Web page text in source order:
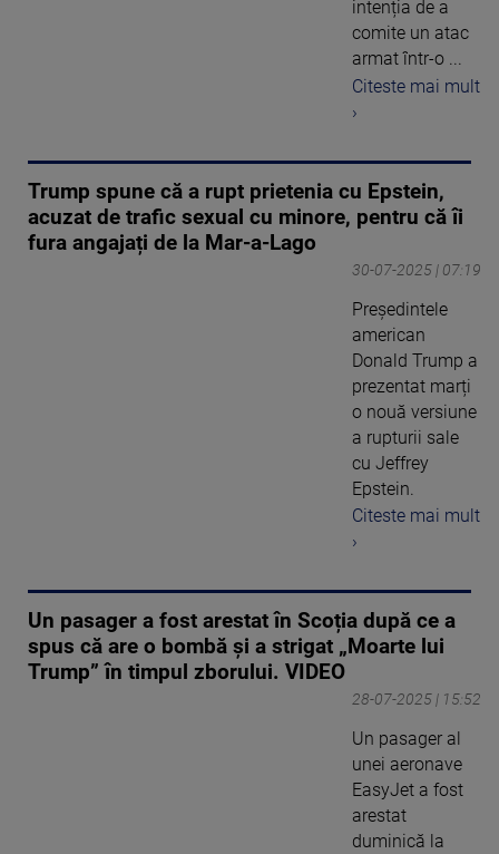
intenția de a
comite un atac
armat într-o ...
Citeste mai mult
›
Trump spune că a rupt prietenia cu Epstein,
acuzat de trafic sexual cu minore, pentru că îi
fura angajați de la Mar-a-Lago
30-07-2025 | 07:19
Președintele
american
Donald Trump a
prezentat marți
o nouă versiune
a rupturii sale
cu Jeffrey
Epstein.
Citeste mai mult
›
Un pasager a fost arestat în Scoția după ce a
spus că are o bombă și a strigat „Moarte lui
Trump” în timpul zborului. VIDEO
28-07-2025 | 15:52
Un pasager al
unei aeronave
EasyJet a fost
arestat
duminică la